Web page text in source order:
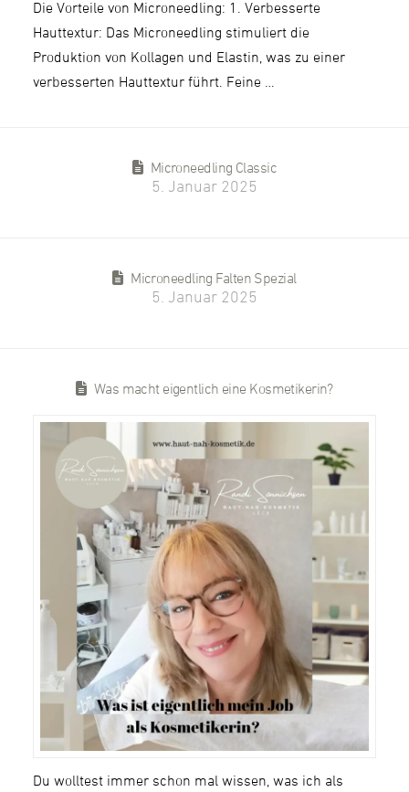
Die Vorteile von Microneedling: 1. Verbesserte
Hauttextur: Das Microneedling stimuliert die
Produktion von Kollagen und Elastin, was zu einer
verbesserten Hauttextur führt. Feine …
Microneedling Classic
5. Januar 2025
Microneedling Falten Spezial
5. Januar 2025
Was macht eigentlich eine Kosmetikerin?
Du wolltest immer schon mal wissen, was ich als